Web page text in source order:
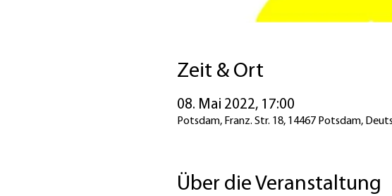
Zeit & Ort
08. Mai 2022, 17:00
Potsdam, Franz. Str. 18, 14467 Potsdam,
Über die Veranstaltung